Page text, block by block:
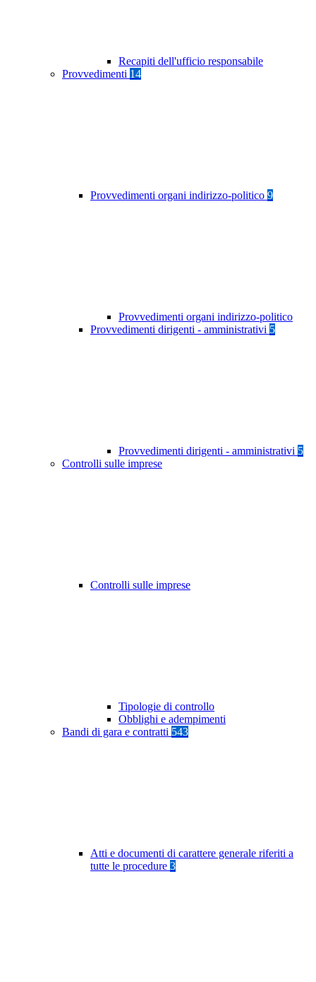
Recapiti dell'ufficio responsabile
Provvedimenti 14
Provvedimenti organi indirizzo-politico 9
Provvedimenti organi indirizzo-politico
Provvedimenti dirigenti - amministrativi 5
Provvedimenti dirigenti - amministrativi 5
Controlli sulle imprese
Controlli sulle imprese
Tipologie di controllo
Obblighi e adempimenti
Bandi di gara e contratti 543
Atti e documenti di carattere generale riferiti a
tutte le procedure 3